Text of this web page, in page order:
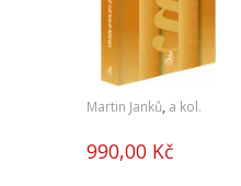
Martin Janků, a kol.
990,00 Kč